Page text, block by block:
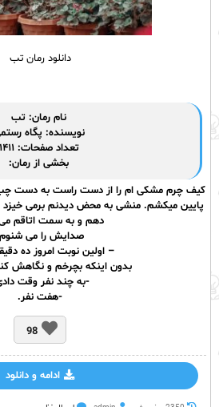
دانلود رمان تب
نام رمان: تب
نویسنده: پگاه
تعداد صفحات: ۱۴۱۱
بخشی از رمان:
کیف چرم مشکی ام را از دست راست به دست چپ
پایین میکشم. منشی به محض دیدنم برمی
دهم و به سمت اتاقم
صدایش را می
– اولین نوبت امروز ده
بدون اینکه بچرخم و نگاهش
-به چند نفر وقت
-هفت نفر.
98
ادامه و دانلود